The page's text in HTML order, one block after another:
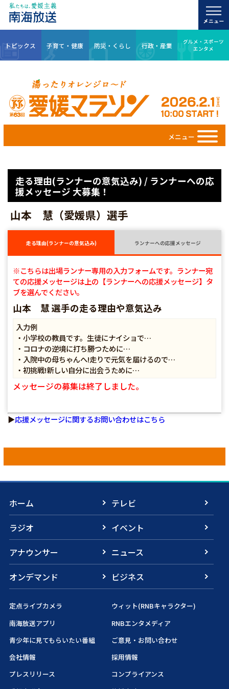
トピックス 子育て・健康 防災・くらし 行政・産業
グルメ・スポーツ
エンタメ
メニュー
走る理由(ランナーの意気込み) / ランナーへの応
援メッセージ 大募集！
山本 慧（愛媛県）選手
走る理由(ランナーの意気込み) ランナーへの応援メッセージ
※こちらは出場ランナー専用の入力フォームです。ランナー宛
ての応援メッセージは上の【ランナーへの応援メッセージ】タ
ブを選んでください。
山本 慧 選手の走る理由や意気込み
入力例
・小学校の教員です。生徒にナイショで…
・コロナの逆境に打ち勝つために…
・入院中の母ちゃんへ!走りで元気を届けるので…
・初挑戦!新しい自分に出会うために…
メッセージの募集は終了しました。
▶応援メッセージに関するお問い合わせはこちら
ホーム
テレビ
ラジオ
イベント
アナウンサー
ニュース
オンデマンド
ビジネス
定点ライブカメラ
ウィット(RNBキャラクター)
南海放送アプリ
RNBエンタメディア
青少年に見てもらいたい番組
ご意見・お問い合わせ
会社情報
採用情報
プレスリリース
コンプライアンス